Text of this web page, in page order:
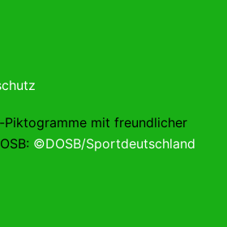
mit freundlicher
©DOSB/Sportdeutschland